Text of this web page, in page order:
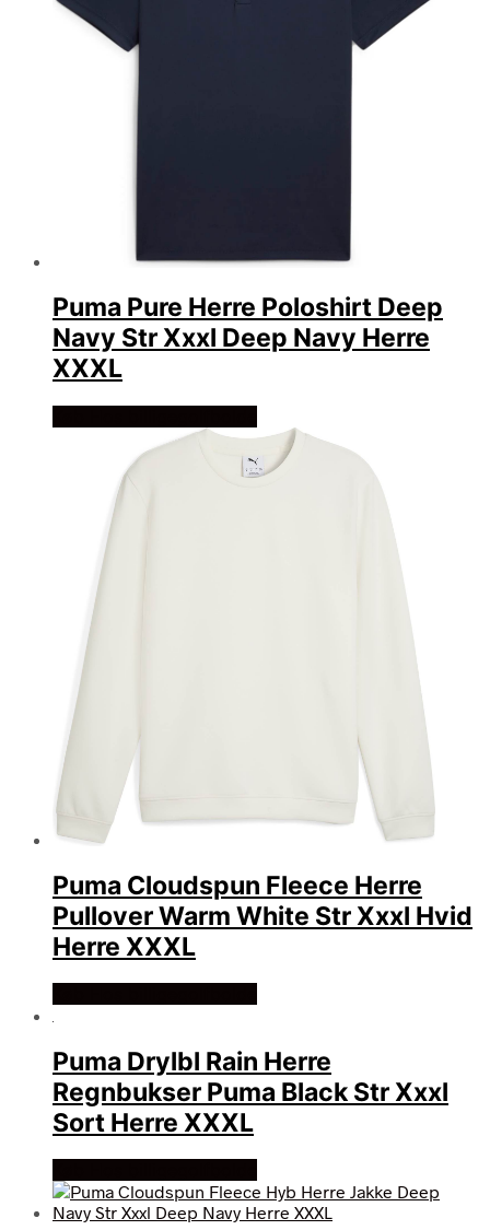
Puma Pure Herre Poloshirt Deep
Navy Str Xxxl Deep Navy Herre
XXXL
Puma Cloudspun Fleece Herre
Pullover Warm White Str Xxxl Hvid
Herre XXXL
Puma Drylbl Rain Herre
Regnbukser Puma Black Str Xxxl
Sort Herre XXXL